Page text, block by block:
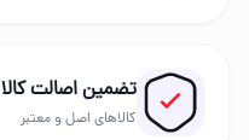
بهترین برندهای ابزار
تضمین اصالت کالا
کالاهای اصل و معتبر